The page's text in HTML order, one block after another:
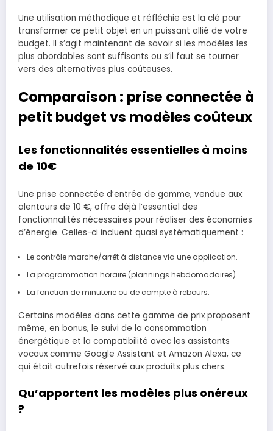
Une utilisation méthodique et réfléchie est la clé pour
transformer ce petit objet en un puissant allié de votre
budget. Il s’agit maintenant de savoir si les modèles les
plus abordables sont suffisants ou s’il faut se tourner
vers des alternatives plus coûteuses.
Comparaison : prise connectée à
petit budget vs modèles coûteux
Les fonctionnalités essentielles à moins
de 10€
Une prise connectée d’entrée de gamme, vendue aux
alentours de 10 €, offre déjà l’essentiel des
fonctionnalités nécessaires pour réaliser des économies
d’énergie. Celles-ci incluent quasi systématiquement :
Le contrôle marche/arrêt à distance via une application.
La programmation horaire (plannings hebdomadaires).
La fonction de minuterie ou de compte à rebours.
Certains modèles dans cette gamme de prix proposent
même, en bonus, le suivi de la consommation
énergétique et la compatibilité avec les assistants
vocaux comme Google Assistant et Amazon Alexa, ce
qui était autrefois réservé aux produits plus chers.
Qu’apportent les modèles plus onéreux
?